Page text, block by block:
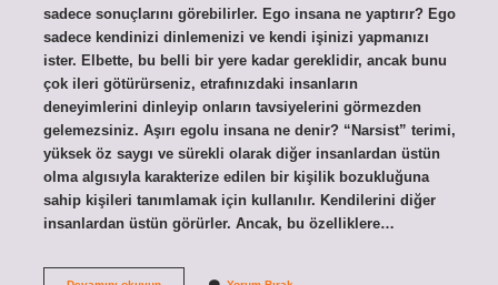
sadece sonuçlarını görebilirler. Ego insana ne yaptırır? Ego
sadece kendinizi dinlemenizi ve kendi işinizi yapmanızı
ister. Elbette, bu belli bir yere kadar gereklidir, ancak bunu
çok ileri götürürseniz, etrafınızdaki insanların
deneyimlerini dinleyip onların tavsiyelerini görmezden
gelemezsiniz. Aşırı egolu insana ne denir? “Narsist” terimi,
yüksek öz saygı ve sürekli olarak diğer insanlardan üstün
olma algısıyla karakterize edilen bir kişilik bozukluğuna
sahip kişileri tanımlamak için kullanılır. Kendilerini diğer
insanlardan üstün görürler. Ancak, bu özelliklere…